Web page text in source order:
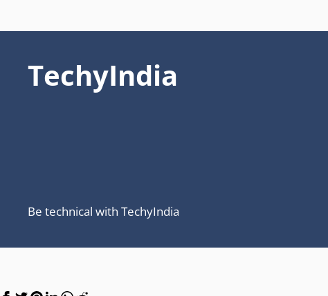
TechyIndia
Be technical with TechyIndia